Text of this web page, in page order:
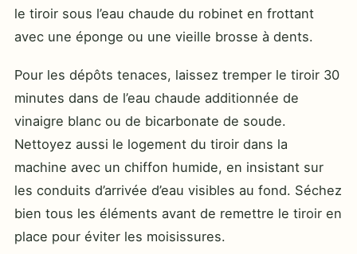
le tiroir sous l’eau chaude du robinet en frottant
avec une éponge ou une vieille brosse à dents.
Pour les dépôts tenaces, laissez tremper le tiroir 30
minutes dans de l’eau chaude additionnée de
vinaigre blanc ou de bicarbonate de soude.
Nettoyez aussi le logement du tiroir dans la
machine avec un chiffon humide, en insistant sur
les conduits d’arrivée d’eau visibles au fond. Séchez
bien tous les éléments avant de remettre le tiroir en
place pour éviter les moisissures.